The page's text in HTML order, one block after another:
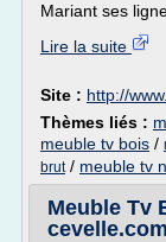
Mariant ses
Lire la suite
Site : http://
Thèmes liés :
meuble tv bois /
brut/ meuble tv
Meuble Tv
cevelle.com